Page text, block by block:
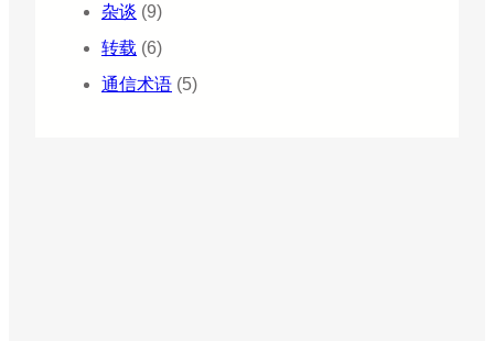
杂谈 (9)
转载 (6)
通信术语 (5)